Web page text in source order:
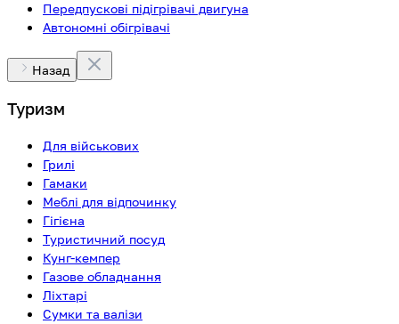
Передпускові підігрівачі двигуна
Автономні обігрівачі
Назад
Туризм
Для військових
Грилі
Гамаки
Меблі для відпочинку
Гігієна
Туристичний посуд
Кунг-кемпер
Газове обладнання
Ліхтарі
Сумки та валізи